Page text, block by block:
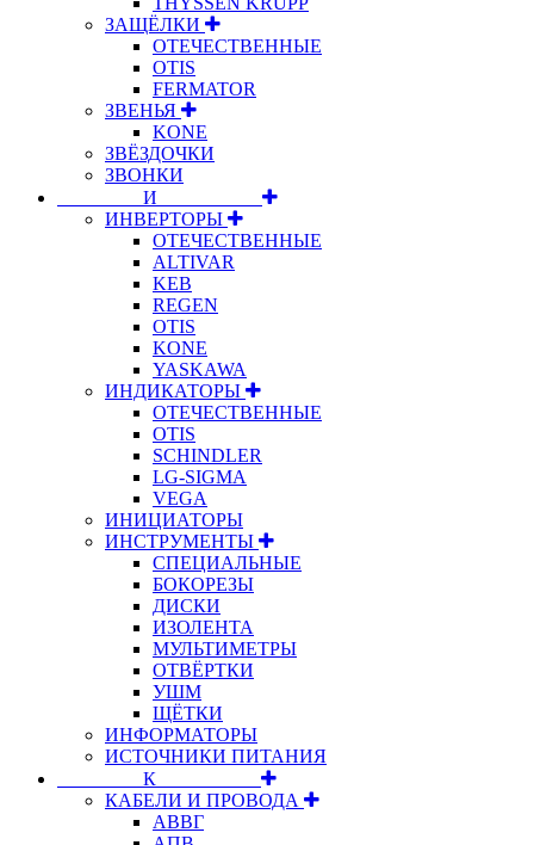
ЗАЩЁЛКИ
ОТЕЧЕСТВЕННЫЕ
OTIS
FERMATOR
ЗВЕНЬЯ
KONE
ЗВЁЗДОЧКИ
ЗВОНКИ
⠀⠀⠀⠀⠀⠀И⠀⠀⠀⠀⠀⠀⠀
ИНВЕРТОРЫ
ОТЕЧЕСТВЕННЫЕ
ALTIVAR
KEB
REGEN
OTIS
KONE
YASKAWA
ИНДИКАТОРЫ
ОТЕЧЕСТВЕННЫЕ
OTIS
SCHINDLER
LG-SIGMA
VEGA
ИНИЦИАТОРЫ
ИНСТРУМЕНТЫ
СПЕЦИАЛЬНЫЕ
БОКОРЕЗЫ
ДИСКИ
ИЗОЛЕНТА
МУЛЬТИМЕТРЫ
ОТВЁРТКИ
УШМ
ЩЁТКИ
ИНФОРМАТОРЫ
ИСТОЧНИКИ ПИТАНИЯ
⠀⠀⠀⠀⠀⠀К⠀⠀⠀⠀⠀⠀⠀
КАБЕЛИ И ПРОВОДА
АВВГ